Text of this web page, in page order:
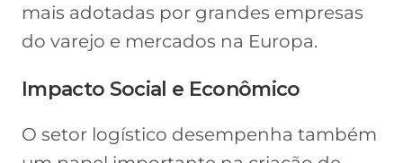
mais adotadas por grandes empresas
do varejo e mercados na Europa.
Impacto Social e Econômico
O setor logístico desempenha também